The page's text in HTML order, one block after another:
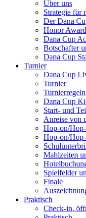
Über uns
Strategie für
Der Dana
Honor Award
Dana Cup
Botschafter
Dana Cup
Turnier
Dana Cup
Turnier
Turnierregeln
Dana Cup
Start- und
Anreise von
Hop-on/
Hop-on/
Mahlzeiten
Spielfelder
Finale
Praktisch
Check-in,